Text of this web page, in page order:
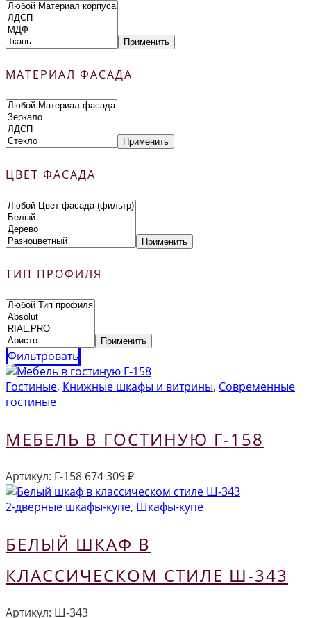
Применить
МАТЕРИАЛ ФАСАДА
Применить
ЦВЕТ ФАСАДА
Применить
ТИП ПРОФИЛЯ
Применить
Фильтровать
Гостиные, Книжные шкафы и витрины, Современные
гостиные
МЕБЕЛЬ В ГОСТИНУЮ Г-158
Артикул: Г-158 674 309₽
2-дверные шкафы-купе, Шкафы-купе
БЕЛЫЙ ШКАФ В
КЛАССИЧЕСКОМ СТИЛЕ Ш-343
Артикул: Ш-343